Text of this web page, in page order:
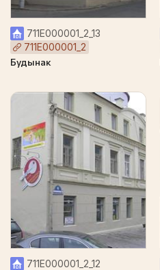
711Е000001_2_13
711Е000001_2
Будынак
711Е000001_2_12